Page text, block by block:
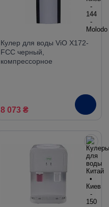
Кулер для воды ViO X172-
FCC черный,
компрессорное
8 073 ₴